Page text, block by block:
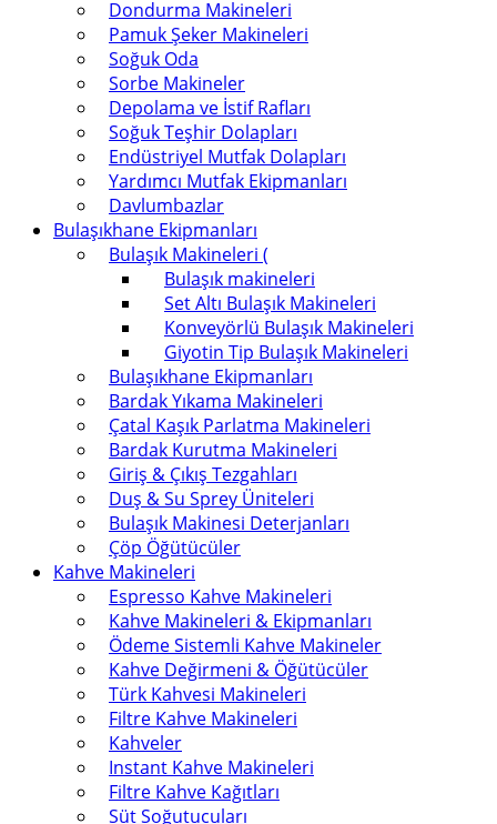
Dondurma Makineleri
Pamuk Şeker Makineleri
Soğuk Oda
Sorbe Makineler
Depolama ve İstif Rafları
Soğuk Teşhir Dolapları
Endüstriyel Mutfak Dolapları
Yardımcı Mutfak Ekipmanları
Davlumbazlar
Bulaşıkhane Ekipmanları
Bulaşık Makineleri (
Bulaşık makineleri
Set Altı Bulaşık Makineleri
Konveyörlü Bulaşık Makineleri
Giyotin Tip Bulaşık Makineleri
Bulaşıkhane Ekipmanları
Bardak Yıkama Makineleri
Çatal Kaşık Parlatma Makineleri
Bardak Kurutma Makineleri
Giriş & Çıkış Tezgahları
Duş & Su Sprey Üniteleri
Bulaşık Makinesi Deterjanları
Çöp Öğütücüler
Kahve Makineleri
Espresso Kahve Makineleri
Kahve Makineleri & Ekipmanları
Ödeme Sistemli Kahve Makineler
Kahve Değirmeni & Öğütücüler
Türk Kahvesi Makineleri
Filtre Kahve Makineleri
Kahveler
Instant Kahve Makineleri
Filtre Kahve Kağıtları
Süt Soğutucuları